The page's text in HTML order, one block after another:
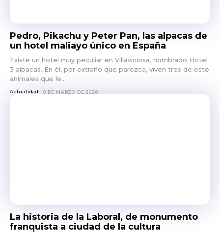
Pedro, Pikachu y Peter Pan, las alpacas de
un hotel maliayo único en España
Existe un hotel muy peculiar en Villaviciosa, nombrado Hotel
3 alpacas. En él, por extraño que parezca, viven tres de este
animales que le...
Actualidad 9 DE MARZO DE 2020
La historia de la Laboral, de monumento
franquista a ciudad de la cultura